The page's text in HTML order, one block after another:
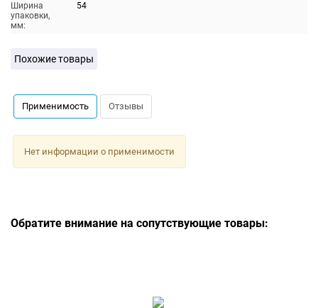
Ширина
упаковки,
мм:
54
Похожие товары
Применимость Отзывы
Нет информации о применимости
Обратите внимание на сопутствующие товары: